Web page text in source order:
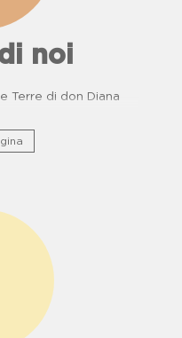
noi
Terre di don Diana